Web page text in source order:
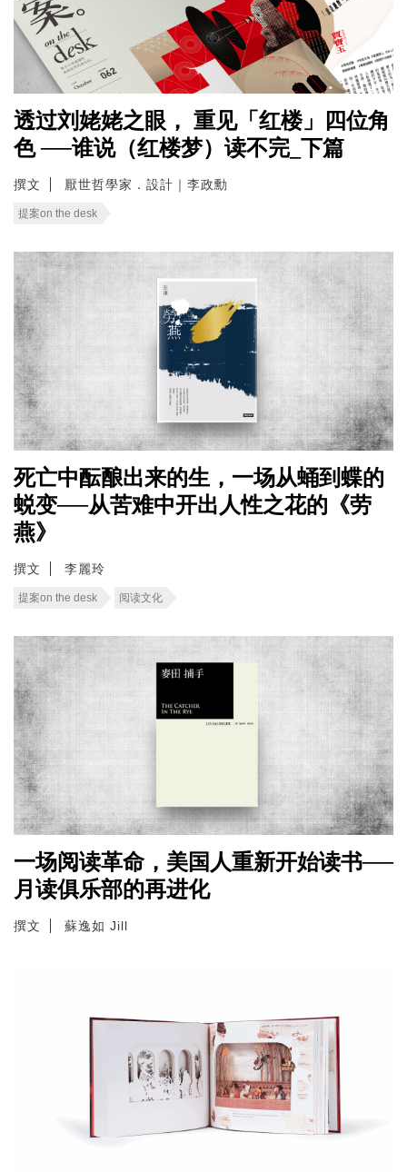
透过刘姥姥之眼， 重见「红楼」四位角
色 ──谁说（红楼梦）读不完_下篇
撰文 厭世哲學家．設計｜李政勳
提案on the desk
死亡中酝酿出来的生，一场从蛹到蝶的
蜕变──从苦难中开出人性之花的《劳
燕》
撰文 李麗玲
提案on the desk 阅读文化
一场阅读革命，美国人重新开始读书──
月读俱乐部的再进化
撰文 蘇逸如 Jill